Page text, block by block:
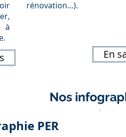
à
rénovation…).
En
Nos
PER